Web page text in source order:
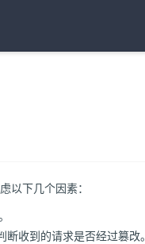
以下几个因素：
收到的请求是否经过篡改。